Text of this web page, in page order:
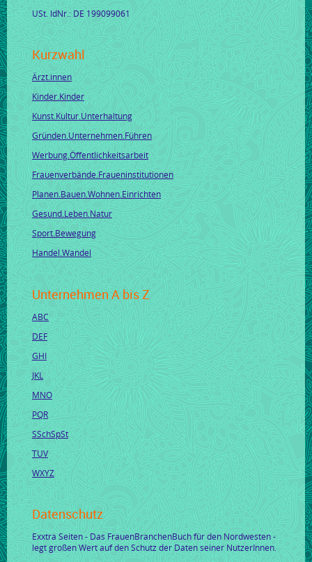
USt. IdNr.: DE 199099061
Kurzwahl
Ärzt.innen
Kinder.Kinder
Kunst.Kultur.Unterhaltung
Gründen.Unternehmen.Führen
Werbung.Öffentlichkeitsarbeit
Frauenverbände.Fraueninstitutionen
Planen.Bauen.Wohnen.Einrichten
Gesund.Leben.Natur
Sport.Bewegung
Handel.Wandel
Unternehmen A bis Z
ABC
DEF
GHI
JKL
MNO
PQR
SSchSpSt
TUV
WXYZ
Datenschutz
Exxtra Seiten - Das FrauenBranchenBuch für den Nordwesten -
legt großen Wert auf den Schutz der Daten seiner NutzerInnen.